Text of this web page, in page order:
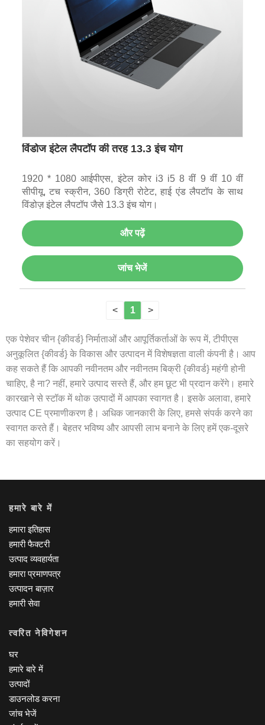
विंडोज इंटेल लैपटॉप की तरह 13.3 इंच योग
1920 * 1080 आईपीएस, इंटेल कोर i3 i5 8 वीं 9 वीं 10 वीं
सीपीयू, टच स्क्रीन, 360 डिग्री रोटेट, हाई एंड लैपटॉप के साथ
विंडोज़ इंटेल लैपटॉप जैसे 13.3 इंच योग।
और पढ़ें
जांच भेजें
< 1 >
एक पेशेवर चीन {कीवर्ड} निर्माताओं और आपूर्तिकर्ताओं के रूप में, टीपीएस
अनुकूलित {कीवर्ड} के विकास और उत्पादन में विशेषज्ञता वाली कंपनी है। आप
कह सकते हैं कि आपकी नवीनतम और नवीनतम बिक्री {कीवर्ड} महंगी होनी
चाहिए, है ना? नहीं, हमारे उत्पाद सस्ते हैं, और हम छूट भी प्रदान करेंगे। हमारे
कारखाने से स्टॉक में थोक उत्पादों में आपका स्वागत है। इसके अलावा, हमारे
उत्पाद CE प्रमाणीकरण है। अधिक जानकारी के लिए, हमसे संपर्क करने का
स्वागत करते हैं। बेहतर भविष्य और आपसी लाभ बनाने के लिए हमें एक-दूसरे
का सहयोग करें।
हमारे बारे में
हमारा इतिहास
हमारी फैक्टरी
उत्पाद व्यवहार्यता
हमारा प्रमाणपत्र
उत्पादन बाज़ार
हमारी सेवा
त्वरित नेविगेशन
घर
हमारे बारे में
उत्पादों
डाउनलोड करना
जांच भेजें